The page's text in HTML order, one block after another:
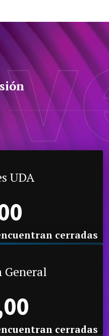
UDA
cerradas
General
cerradas